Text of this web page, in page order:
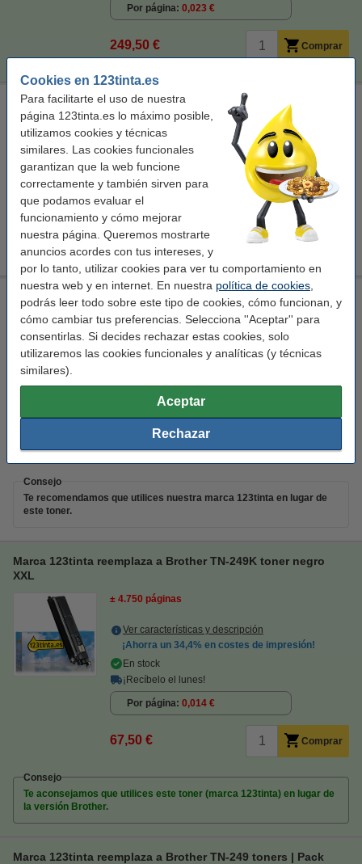
Cookies en 123tinta.es
Para facilitarte el uso de nuestra
página 123tinta.es lo máximo posible,
utilizamos cookies y técnicas
similares. Las cookies funcionales
garantizan que la web funcione
correctamente y también sirven para
que podamos evaluar el
funcionamiento y cómo mejorar
nuestra página. Queremos mostrarte
anuncios acordes con tus intereses, y
por lo tanto, utilizar cookies para ver tu comportamiento en
nuestra web y en internet. En nuestra política de cookies
podrás leer todo sobre este tipo de cookies, cómo funcionan, y
cómo cambiar tus preferencias. Selecciona ''Aceptar'' para
consentirlas. Si decides rechazar estas cookies, solo
utilizaremos las cookies funcionales y analíticas (y técnicas
similares).
Aceptar
Rechazar
Por página 0,023 €
249,50 € Comprar
Marca 123tinta reemplaza a Brother TN-248 toners | Pack
negro + 3 colores
- - 426293
Ver características y descripción
En stock
¡Recíbelo el lunes!
249,50 € Comprar
Brother TN-249BK toner negro XXL (original)
± 4.500 páginas
Ver características y descripción
¡Recíbelo el lunes!
Por página 0,022 €
Consejo
Te recomendamos que utilices nuestra marca 123tinta en lugar de
este toner.
Marca 123tinta reemplaza a Brother TN-249K toner negro
XXL
± 4.750 páginas
Ver características y descripción
¡Ahorra un 34,4% en costes de impresión!
En stock
¡Recíbelo el lunes!
Por página 0,014 €
67,50 € Comprar
Consejo
Te aconsejamos que utilices este toner (marca 123tinta) en lugar de
la versión Brother.
Marca 123tinta reemplaza a Brother TN-249 toners | Pack